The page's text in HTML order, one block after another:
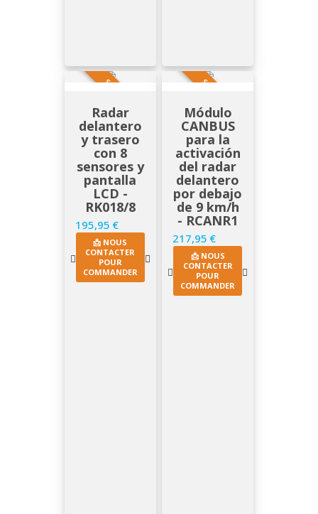
SUR DEMANDE
Radar
delantero
y trasero
con 8
sensores y
pantalla
LCD -
RK018/8
Precio
195,95 €
📩 NOUS
CONTACTER
POUR
COMMANDER
SUR DEMANDE
Módulo
CANBUS
para la
activación
del radar
delantero
por debajo
de 9 km/h
- RCANR1
Precio
217,95 €
📩 NOUS
CONTACTER
POUR
COMMANDER